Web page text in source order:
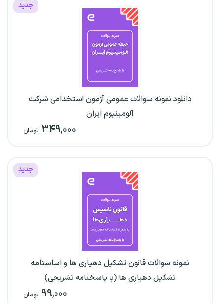
جدید
دانلود نمونه سوالات عمومی آزمون استخدامی شرکت
آلومینیوم ایران
۳۴۹,۰۰۰ تومان
جدید
نمونه سوالات قانون تشکیل دهیاری ها و اساسنامه
تشکیل دهیاری ها (با پاسخنامه تشریحی)
۹۹,۰۰۰ تومان